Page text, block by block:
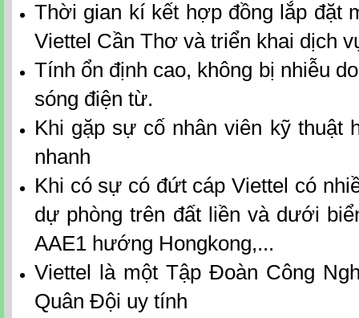
Thời gian kí kết hợp đồng lắp đặt
Viettel Cần Thơ và triển khai dịch
Tính ổn định cao, không bị nhiễu
sóng điện từ.
Khi gặp sự cố nhân viên kỹ thuật
nhanh
Khi có sự có đứt cáp Viettel có
dự phòng trên đất liền và dưới
AAE1 hướng Hongkong,...
Viettel là một Tập Đoàn Công
Quân Đội uy tính